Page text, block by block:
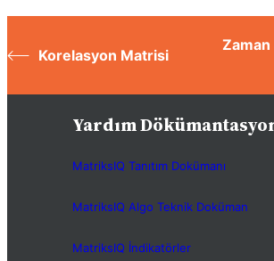
Korelasyon Matrisi
Zaman
Yardım
MatriksIQ Tanıtım Dokümanı
MatriksIQ Algo Teknik Doküman
MatriksIQ İndikatörler